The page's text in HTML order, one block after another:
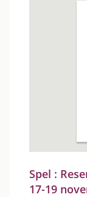
Spel :
17-19